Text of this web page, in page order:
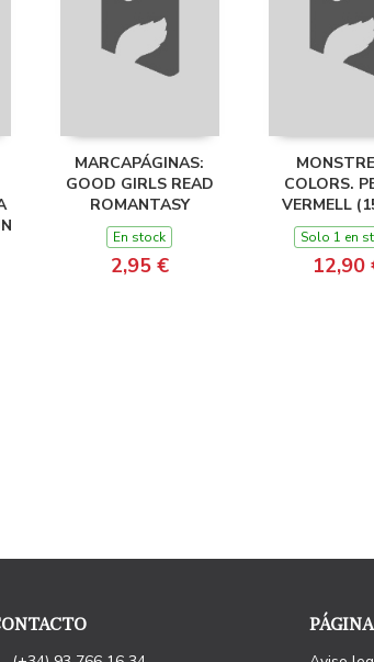
MARCAPÁGINAS:
GOOD GIRLS READ
ROMANTASY
En stock
2,95 €
COLORS.
VERMELL
Solo 1 en
12,90